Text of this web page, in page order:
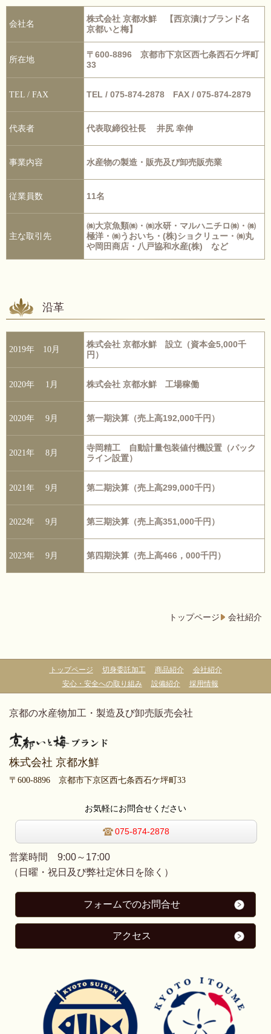
会社名
株式会社 京都水鮮 【西京漬けブランド名
京都いと梅】
所在地
〒600-8896 京都市下京区西七条西石ケ坪町
33
TEL / FAX TEL / 075-874-2878 FAX / 075-874-2879
代表者 代表取締役社長 井尻 幸伸
事業内容 水産物の製造・販売及び卸売販売業
従業員数 11名
主な取引先
㈱大京魚類㈱・㈱水研・マルハニチロ㈱・㈱
極洋・㈱うおいち・(株)ショクリュー・㈱丸
や岡田商店・八戸協和水産(株) など
沿革
2019年 10月
株式会社 京都水鮮 設立（資本金5,000千
円）
2020年 1月 株式会社 京都水鮮 工場稼働
2020年 9月 第一期決算（売上高192,000千円）
2021年 8月
寺岡精工 自動計量包装値付機設置（パック
ライン設置）
2021年 9月 第二期決算（売上高299,000千円）
2022年 9月 第三期決算（売上高351,000千円）
2023年 9月 第四期決算（売上高466，000千円）
トップページ 会社紹介
トップページ 切身委託加工 商品紹介
会社紹介
安心・安全への取り組み
設備紹介 採用情報
京都の水産物加工・製造及び卸売販売会社
株式会社 京都水鮮
〒600-8896 京都市下京区西七条西石ケ坪町33
お気軽にお問合せください
075-874-2878
営業時間 9:00～17:00
（日曜・祝日及び弊社定休日を除く）
フォームでのお問合せ
アクセス